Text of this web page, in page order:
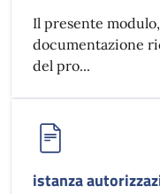
Il presente
documentazione
del pro...
istanza